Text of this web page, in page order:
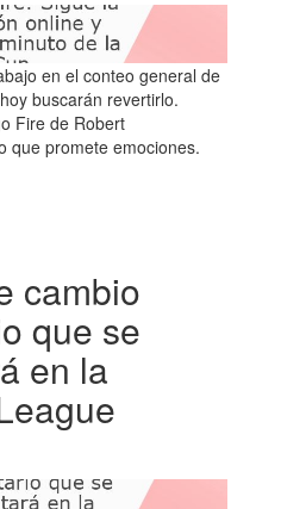
en el conteo general de
buscarán revertirlo.
Fire de Robert
que promete emociones.
cambio
que se
en la